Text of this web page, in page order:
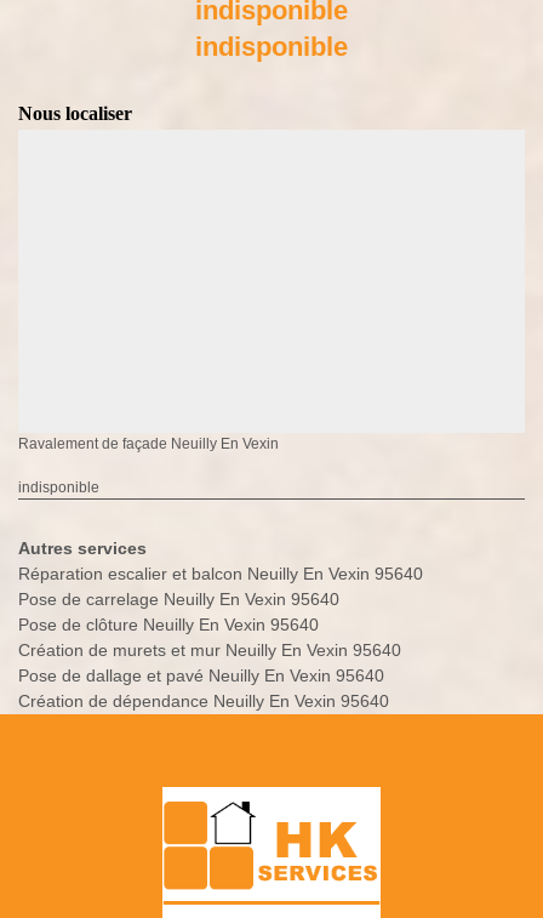
indisponible
indisponible
Nous localiser
Ravalement de façade Neuilly En Vexin
indisponible
Autres services
Réparation escalier et balcon Neuilly En Vexin 95640
Pose de carrelage Neuilly En Vexin 95640
Pose de clôture Neuilly En Vexin 95640
Création de murets et mur Neuilly En Vexin 95640
Pose de dallage et pavé Neuilly En Vexin 95640
Création de dépendance Neuilly En Vexin 95640